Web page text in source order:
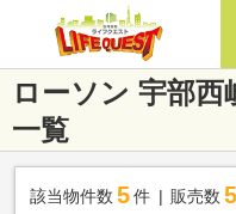
ローソン 宇部西
一覧
該当物件数 5件 販売数 5